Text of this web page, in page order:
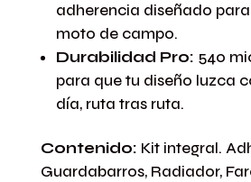
adherencia diseñado
moto de campo.
Durabilidad Pro: 540
para que tu diseño luzca
día, ruta tras ruta.
Contenido: Kit integral.
Guardabarros, Radiador,